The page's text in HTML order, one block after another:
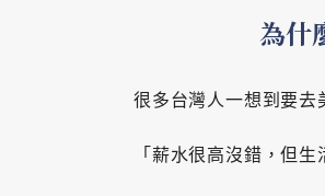
為什
很多台灣人一想到要去
「薪水很高沒錯，但